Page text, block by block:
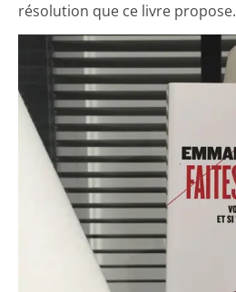
résolution que ce livre propose.